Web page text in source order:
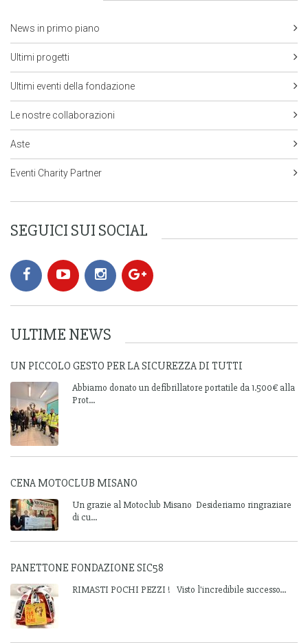
News in primo piano
Ultimi progetti
Ultimi eventi della fondazione
Le nostre collaborazioni
Aste
Eventi Charity Partner
SEGUICI SUI SOCIAL
ULTIME NEWS
UN PICCOLO GESTO PER LA SICUREZZA DI TUTTI
Abbiamo donato un defibrillatore portatile da 1.500€ alla
Prot...
CENA MOTOCLUB MISANO
Un grazie al Motoclub Misano Desideriamo ringraziare
di cu...
PANETTONE FONDAZIONE SIC58
RIMASTI POCHI PEZZI ! Visto l'incredibile successo...